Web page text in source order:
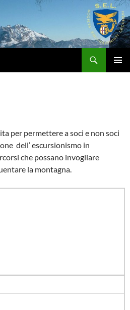
per permettere a soci e non soci
dell’ escursionismo in
che possano invogliare
la montagna.